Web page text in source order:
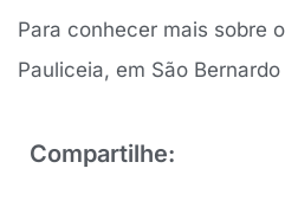
Para conhecer mais sobre
Pauliceia, em São
Compartilhe: